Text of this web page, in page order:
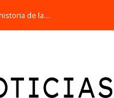
Las 15 misiones espaciales fundamentales en la historia de la humanidad